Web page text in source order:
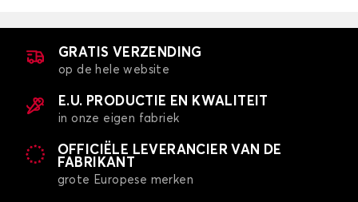
GRATIS VERZENDING
op de hele website
E.U. PRODUCTIE EN KWALITEIT
in onze eigen fabriek
OFFICIËLE LEVERANCIER VAN DE
FABRIKANT
grote Europese merken